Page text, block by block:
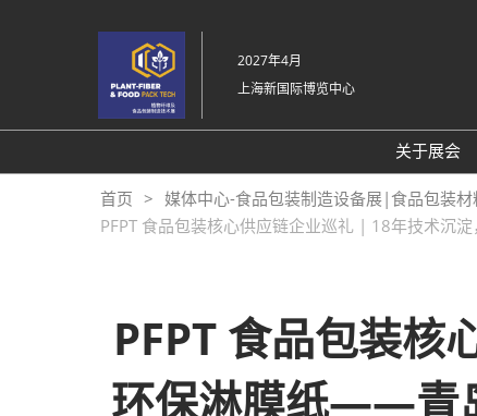
转
至
容
2027年4月
上海新国际博览中心
关于展会
展会
展品
展会
往届
首页 媒体中心-食品包装制造设备展|食品包装
PFPT 食品包装核心供应链企业巡礼 | 18年技术沉
PFPT 食品包装
环保淋膜纸——青